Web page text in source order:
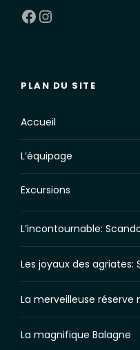
Facebook Instagram
PLAN DU SITE
Accueil
L’équipage
Excursions
L’incontournable:
Les joyaux des agriates:
La merveilleuse réserve
La magnifique Balagne